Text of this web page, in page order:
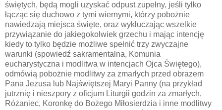
świętych, będą mogli uzyskać odpust zupełny, jeśli tylko
łącząc się duchowo z tymi wiernymi, którzy pobożnie
nawiedzają miejsca święte, oraz wykluczając wszelkie
przywiązanie do jakiegokolwiek grzechu i mając intencję
kiedy to tylko będzie możliwe spełnić trzy zwyczajne
warunki (spowiedź sakramentalna, Komunia
eucharystyczna i modlitwa w intencjach Ojca Świętego),
odmówią pobożnie modlitwy za zmarłych przed obrazem
Pana Jezusa lub Najświętszej Maryi Panny (na przykład
jutrznię i nieszpory z oficjum Liturgii godzin za zmarłych,
Różaniec, Koronkę do Bożego Miłosierdzia i inne modlitwy